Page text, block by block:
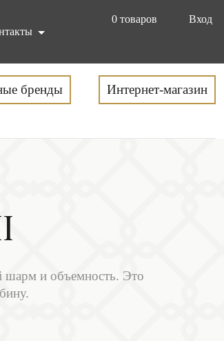
0 товаров
Вход
бренды Интернет-магазин
шарм и объемность. Это